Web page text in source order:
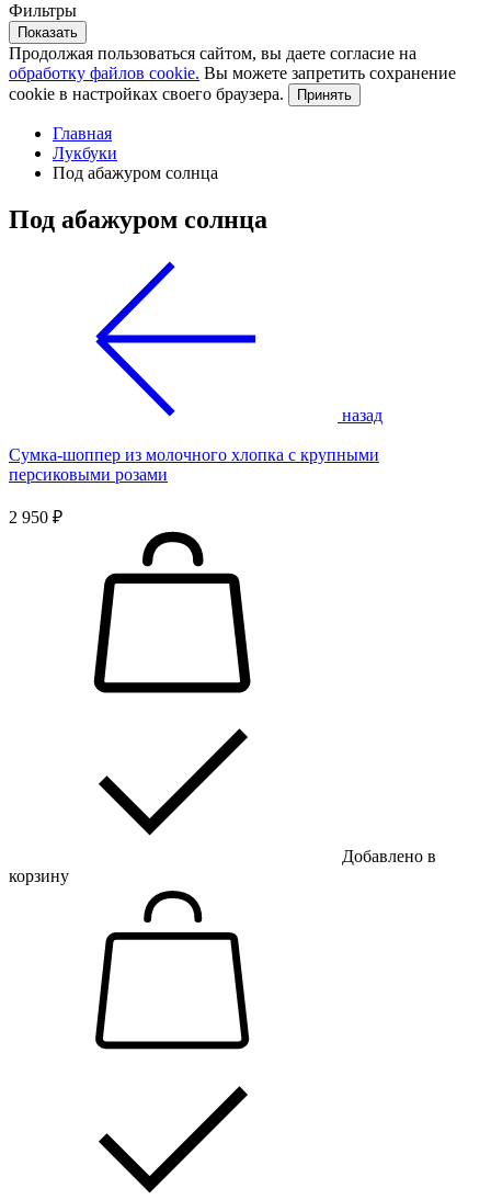
Фильтры
Показать
Продолжая пользоваться сайтом, вы даете согласие на
обработку файлов cookie. Вы можете запретить сохранение
cookie в настройках своего браузера.
Принять
Главная
Лукбуки
Под абажуром солнца
Под абажуром солнца
назад
Сумка-шоппер из молочного хлопка с крупными
персиковыми розами
2 950 ₽
Добавлено в
корзину